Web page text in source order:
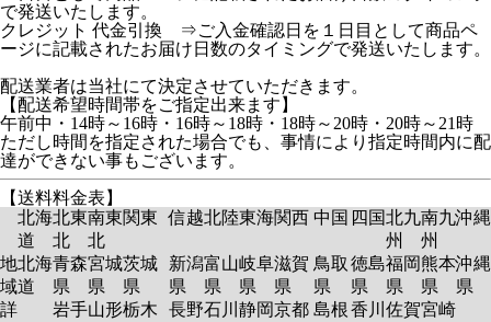
で発送いたします。
クレジット 代金引換 ⇒ご入金確認日を１日目として商品ペ
ージに記載されたお届け日数のタイミングで発送いたします。
配送業者は当社にて決定させていただきます。
【配送希望時間帯をご指定出来ます】
午前中・14時～16時・16時～18時・18時～20時・20時～21時
ただし時間を指定された場合でも、事情により指定時間内に配
達ができない事もございます。
【送料料金表】
北海
道
北東
北
南東
北
関東 信越北陸東海関西 中国 四国北九
州
南九
州
沖縄
地
域
詳
北海
道
青森
県
岩手
宮城
県
山形
茨城
県
栃木
新潟
県
長野
富山
県
石川
岐阜
県
静岡
滋賀
県
京都
鳥取
県
島根
徳島
県
香川
福岡
県
佐賀
熊本
県
宮崎
沖縄
県